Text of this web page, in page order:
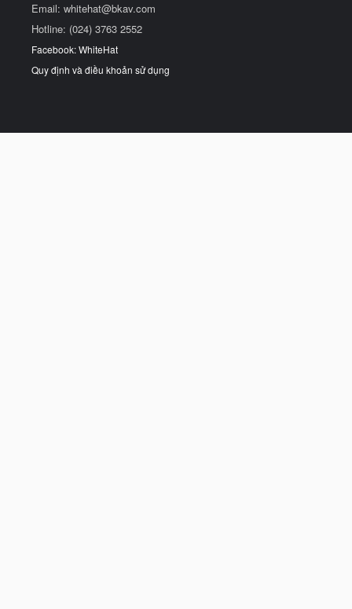
Email: whitehat@bkav.com
Hotline: (024) 3763 2552
Facebook: WhiteHat
Quy định và điều khoản sử dụng